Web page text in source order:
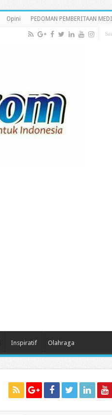
Opini PEDOMAN PEMBERITAAN
Inspiratif Olahraga